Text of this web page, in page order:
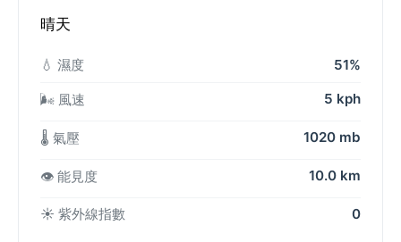
晴天
💧 濕度 51%
🌬️ 風速 5 kph
🌡️ 氣壓 1020 mb
👁️ 能見度 10.0 km
☀️ 紫外線指數 0